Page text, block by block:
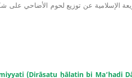
الإسلامية عن توزيع لحوم الأضاحي
(Dirāsatu ḥālatin bi Ma‘hadi